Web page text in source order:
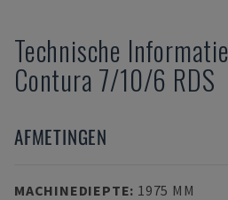
Technische Informatie
Contura 7/10/6 RDS
AFMETINGEN
MACHINEDIEPTE: 1975 MM